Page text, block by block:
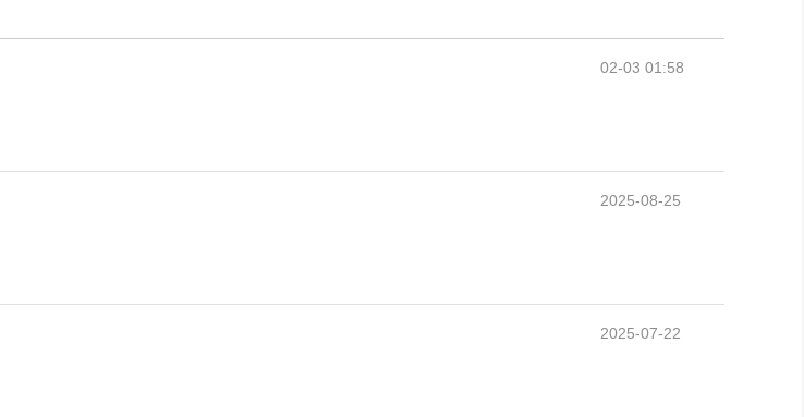
02-03 01:58
2025-08-25
2025-07-22